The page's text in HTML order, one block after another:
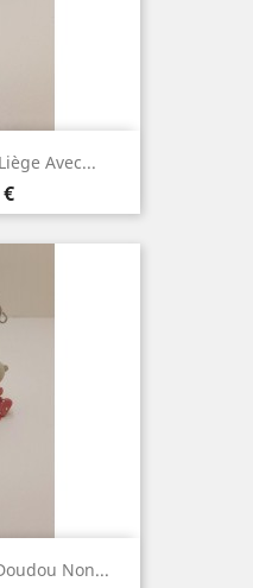
Avec...
Non...